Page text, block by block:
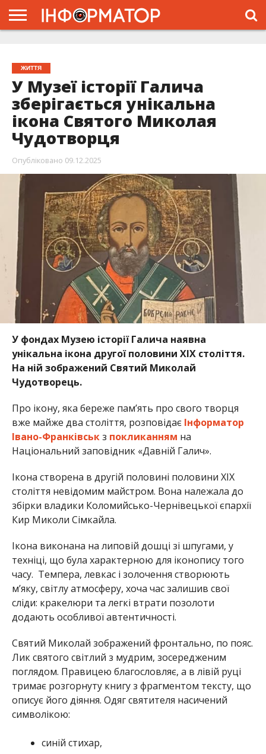
ЖИТТЯ
У Музеї історії Галича
зберігається унікальна
ікона Святого Миколая
Чудотворця
Опубліковано 09.12.2025
У фондах Музею історії Галича наявна
унікальна ікона другої половини ХІХ століття.
На ній зображений Святий Миколай
Чудотворець.
Про ікону, яка береже пам’ять про свого творця
вже майже два століття, розповідає Інформатор
Івано-Франківськз покликанням на
Національний заповідник «Давній Галич».
Ікона створена в другій половині половини ХІХ
століття невідомим майстром. Вона належала до
збірки владики Коломийсько-Чернівецької єпархії
Кир Миколи Сімкайла.
Ікона виконана на липовій дошці зі шпугами, у
техніці, що була характерною для іконопису того
часу. Темпера, левкас і золочення створюють
м’яку, світлу атмосферу, хоча час залишив свої
сліди: кракелюри та легкі втрати позолоти
додають особливої автентичності.
Святий Миколай зображений фронтально, по пояс.
Лик святого світлий з мудрим, зосередженим
поглядом. Правицею благословляє, а в лівій руці
тримає розгорнуту книгу з фрагментом тексту, що
описує його діяння. Одяг святителя насичений
символікою:
синій стихар,